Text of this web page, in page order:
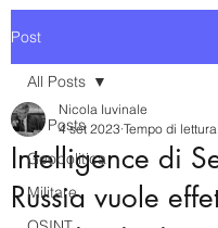
Post
All Posts
Geopolitica
Militare
All Posts
Intelligence di
Russia vuole
Nicola Iuvinale
4 set 2023 Tempo di